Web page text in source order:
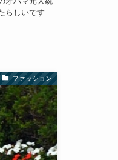
らしいです
ファッション